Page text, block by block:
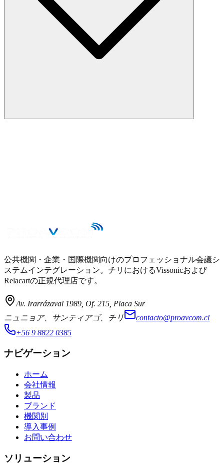
公共機関・企業・国際機関向けのプロフェッショナル会議シ
ステムインテグレーション。チリにおけるVissonicおよび
Relacartの正規代理店です。
Av. Irarrázaval 1989, Of. 215, Placa Sur
ニュニョア、サンティアゴ、チリ
contacto@proavcom.cl
+56 9 8822 0385
ナビゲーション
ホーム
会社情報
製品
ブランド
機関別
導入事例
お問い合わせ
ソリューション